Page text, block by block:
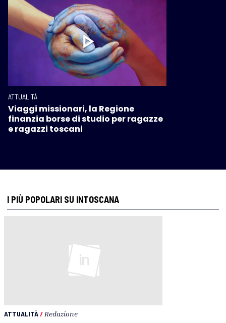
ATTUALITÀ
Viaggi missionari, la Regione
finanzia borse di studio per ragazze
e ragazzi toscani
I PIÙ POPOLARI SU INTOSCANA
ATTUALITÀ/ Redazione